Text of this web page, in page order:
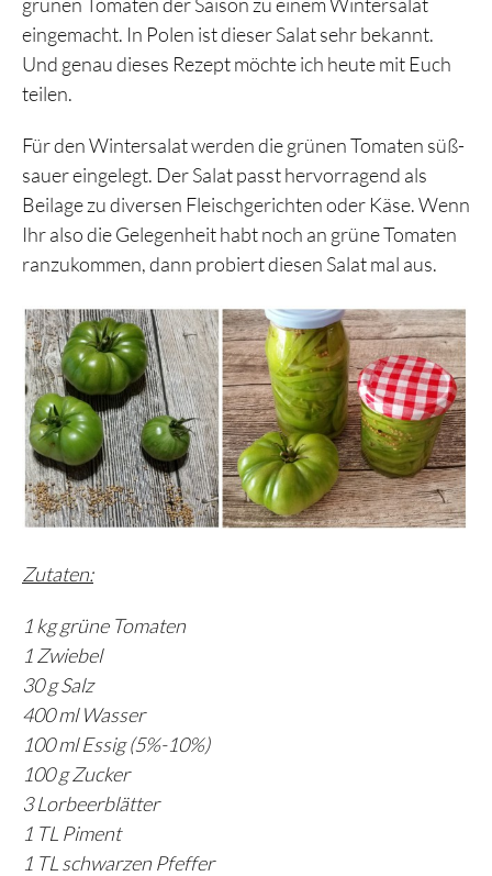
eingemacht. In Polen ist dieser Salat sehr bekannt.
Und genau dieses Rezept möchte ich heute mit Euch
teilen.
Für den Wintersalat werden die grünen Tomaten süß-
sauer eingelegt. Der Salat passt hervorragend als
Beilage zu diversen Fleischgerichten oder Käse. Wenn
Ihr also die Gelegenheit habt noch an grüne Tomaten
ranzukommen, dann probiert diesen Salat mal aus.
Zutaten:
1 kg grüne Tomaten
1 Zwiebel
30 g Salz
400 ml Wasser
100 ml Essig (5%-10%)
100 g Zucker
3 Lorbeerblätter
1 TL Piment
1 TL schwarzen Pfeffer